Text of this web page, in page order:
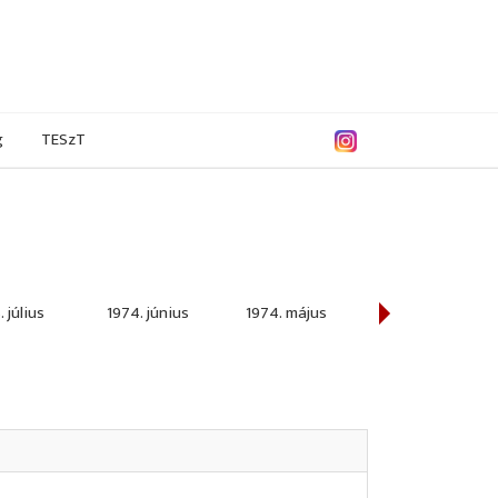
TESzT
július 1974. június 1974. május 1974. április